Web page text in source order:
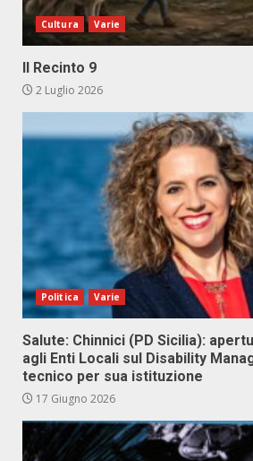
Cultura Varie
Il Recinto 9
2 Luglio 2026
Politica Varie
Salute: Chinnici (PD Sicilia):
agli Enti Locali sul Disability
tecnico per sua istituzione
17 Giugno 2026